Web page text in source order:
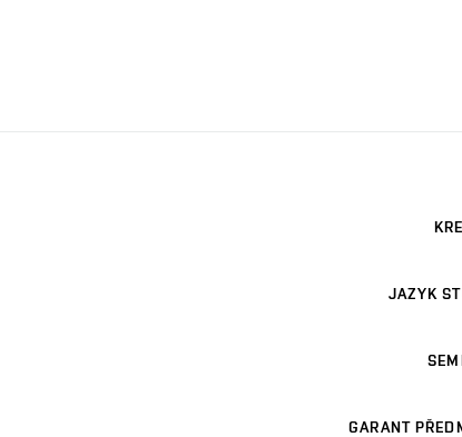
JAZYK
GARANT